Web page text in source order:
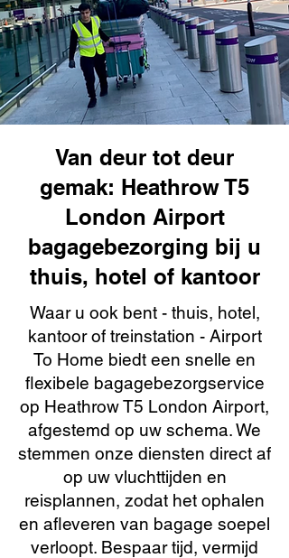
Van deur tot deur
gemak: Heathrow T5
London Airport
bagagebezorging bij u
thuis, hotel of kantoor
Waar u ook bent - thuis, hotel,
kantoor of treinstation - Airport
To Home biedt een snelle en
flexibele bagagebezorgservice
op Heathrow T5 London Airport,
afgestemd op uw schema. We
stemmen onze diensten direct af
op uw vluchttijden en
reisplannen, zodat het ophalen
en afleveren van bagage soepel
verloopt. Bespaar tijd, vermijd